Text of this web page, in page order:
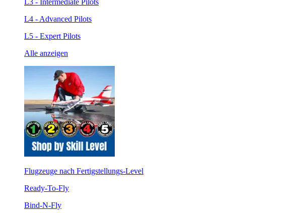
L3 - Intermediate Pilots
L4 - Advanced Pilots
L5 - Expert Pilots
Alle anzeigen
Flugzeuge nach Fertigstellungs-Level
Ready-To-Fly
Bind-N-Fly